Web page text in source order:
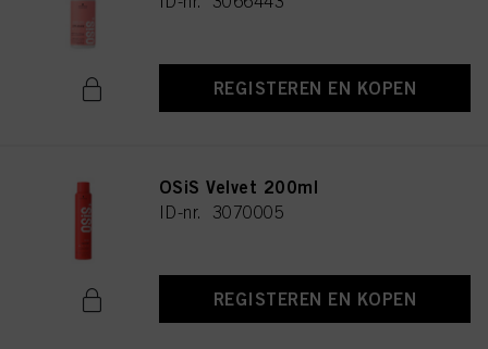
REGISTEREN EN KOPEN
OSiS Velvet 200ml
ID-nr. 3070005
REGISTEREN EN KOPEN
Als u op "Cookie-instellingen" klikt, kunt u meer informatie vinden over de
verwerking van uw gegevens / het gebruik van cookies en deze toestaan voor
aanvaarden" te klikken, gaat u akkoord met het gebruik van cookies en met
de verwerking van uw persoonsgegevens voor alle hierboven vermelde
doeleinden. Als u op "Afwijzen" klikt, worden alleen cookies gebruikt die